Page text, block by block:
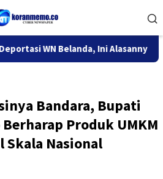
Belanda, Ini Alasannya 9
Bandara, Bupati
Produk UMKM
Skala Nasional